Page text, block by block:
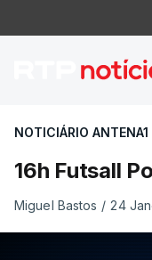
16h
NOTICIÁRIO ANTENA1
16h Futsall
Miguel Bastos / 24